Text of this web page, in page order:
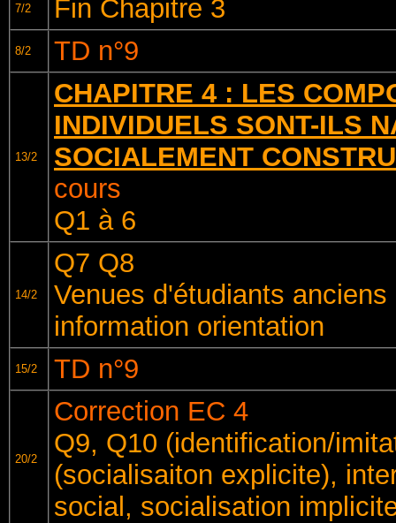
7/2 Fin Chapitre 3
8/2 TD n°9
13/2
CHAPITRE 4 : LES
INDIVIDUELS SONT-ILS
SOCIALEMENT
cours
Q1 à 6
14/2
Q7 Q8
Venues d'étudiants
information orientation
15/2 TD n°9
20/2
Correction EC 4
Q9, Q10 (identification/
(socialisaiton explicite),
social, socialisation